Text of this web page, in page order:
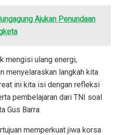
Ajukan Penundaan
mengisi ulang energi,
menyelaraskan langkah kita
ini kita isi dengan refleksi
pembelajaran dari TNI soal
Gus Barra.
memperkuat jiwa korsa